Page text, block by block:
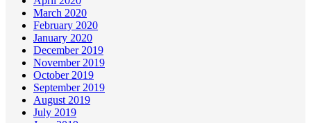
March 2020
February 2020
January 2020
December 2019
November 2019
October 2019
September 2019
August 2019
July 2019